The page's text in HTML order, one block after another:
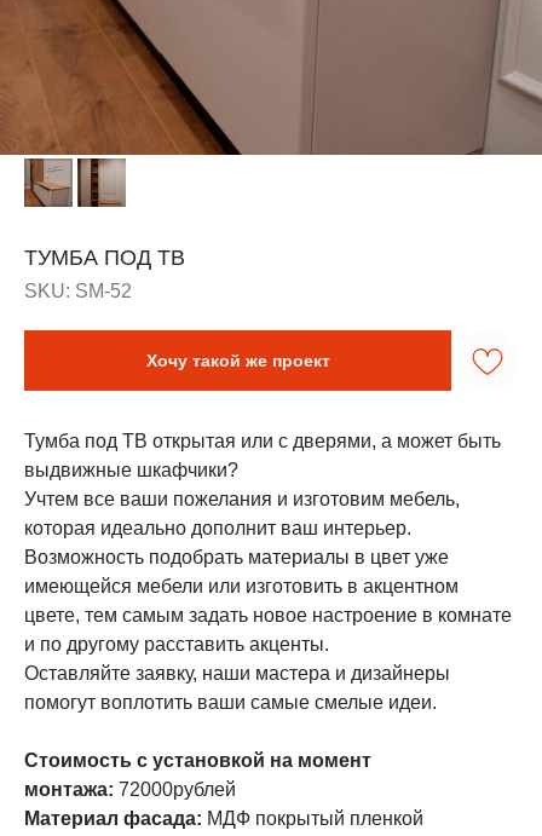
ТУМБА ПОД ТВ
SKU: SM-52
Хочу такой же проект
Тумба под ТВ открытая или с дверями, а может быть
выдвижные шкафчики?
Учтем все ваши пожелания и изготовим мебель,
которая идеально дополнит ваш интерьер.
Возможность подобрать материалы в цвет уже
имеющейся мебели или изготовить в акцентном
цвете, тем самым задать новое настроение в комнате
и по другому расставить акценты.
Оставляйте заявку, наши мастера и дизайнеры
помогут воплотить ваши самые смелые идеи.
Стоимость с установкой на момент
монтажа: 72000рублей
Материал фасада: МДФ покрытый пленкой